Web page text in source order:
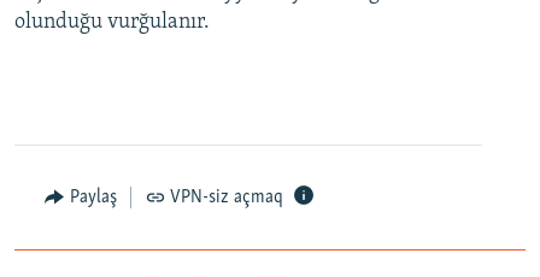
olunduğu vurğulanır.
Paylaş VPN-siz açmaq